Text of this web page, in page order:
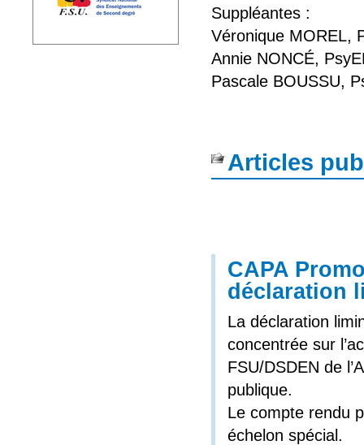
Suppléantes :
Véronique MOREL,
Annie NONCÉ,
Pascale BOUSSU,
Articles
CAPA
déclaration
La déclaration
concentrée sur
FSU/DSDEN de
publique.
Le compte rendu
échelon spécial.